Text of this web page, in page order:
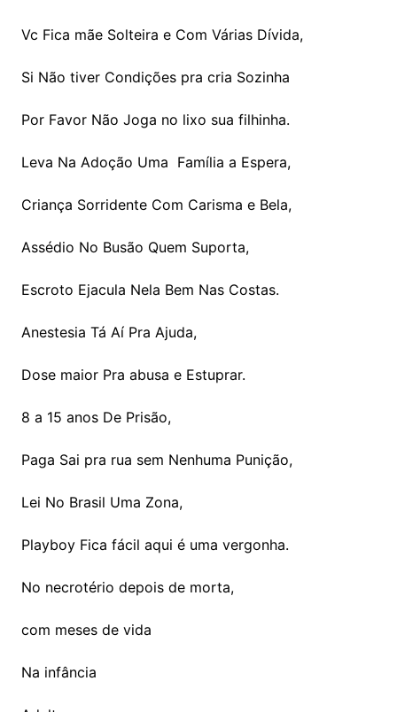
Vc Fica mãe Solteira e Com Várias Dívida,
Si Não tiver Condições pra cria Sozinha
Por Favor Não Joga no lixo sua filhinha.
Leva Na Adoção Uma Família a Espera,
Criança Sorridente Com Carisma e Bela,
Assédio No Busão Quem Suporta,
Escroto Ejacula Nela Bem Nas Costas.
Anestesia Tá Aí Pra Ajuda,
Dose maior Pra abusa e Estuprar.
8 a 15 anos De Prisão,
Paga Sai pra rua sem Nenhuma Punição,
Lei No Brasil Uma Zona,
Playboy Fica fácil aqui é uma vergonha.
No necrotério depois de morta,
com meses de vida
Na infância